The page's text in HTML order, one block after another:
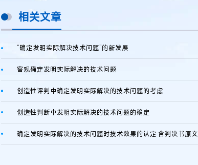
相关文章
“确定发明实际解决技术问题”的新发展
客观确定发明实际解决的技术问题
创造性评判中确定发明实际解决的技术问题的考虑
创造性判断中发明实际解决的技术问题的确定
确定发明实际解决的技术问题时技术效果的认定 含判决书原文